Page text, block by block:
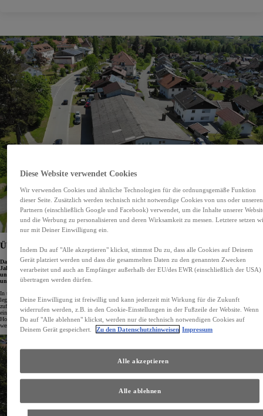
Über unser Autohaus
Das Autohaus Ströheraus Neukirchen ist ein familiengeführtes Unternehmen, das sich seit vielen
Jahren auf den Verkauf und die Reparatur von zuverlässigen Autos spezialisiert hat. Die freundlichen
und kompetenten Mitarbeiterinnen und Mitarbeiter stehen ihren Kundinnen und Kunden mit Rat
und Tat zur Seite und sorgen dafür, dass jedes Auto optimal betreut wird.
In unserem umfangreichen Servicebereich werden Reparaturen, Wartungen und Inspektionen durchgeführt. Dabei
legen wir Wert auf Qualität und Zuverlässigkeit, damit unsere Kundinnen und Kunden stets sicher und
zufrieden mit Ihren Toyota- und auch anderen Fahrzeugen unterwegs sind. Wir bieten als Autohaus Ströher auch
eine große Auswahl an Neu- und Gebrauchtwagen an – die ist nicht auf die Fahrzeuge begrenzt, die bei uns am
Hof stehen. Günstige Kurzzulassungs- und Jahreswagen bieten wir auch immer in großer Auswahl an – auch
wenn nicht so viele Fahrzeuge am Hof stehen, besorgen wir gerne und schnell, was die Toyota-Welt bietet.
Diese Website verwendet Cookies
Wir verwenden Cookies und ähnliche Technologien für die ordnungsgemäße Funktion
dieser Seite. Zusätzlich werden technisch nicht notwendige Cookies von uns oder unseren
Partnern (einschließlich Google und Facebook) verwendet, um die Inhalte unserer
und die Werbung zu personalisieren und deren Wirksamkeit zu messen. Letztere setzen
nur mit Deiner Einwilligung ein.
Indem Du auf "Alle akzeptieren" klickst, stimmst Du zu, dass alle Cookies auf Deinem
Gerät platziert werden und dass die gesammelten Daten zu den genannten Zwecken
verarbeitet und auch an Empfänger außerhalb der EU/des EWR (einschließlich der USA)
übertragen werden dürfen.
Deine Einwilligung ist freiwillig und kann jederzeit mit Wirkung für die Zukunft
widerrufen werden, z.B. in den Cookie-Einstellungen in der Fußzeile der Website. Wenn
Du auf "Alle ablehnen" klickst, werden nur die technisch notwendigen Cookies auf
Deinem Gerät gespeichert.
Zu den Datenschutzhinweisen Impressum
Alle ablehnen
Alle akzeptieren